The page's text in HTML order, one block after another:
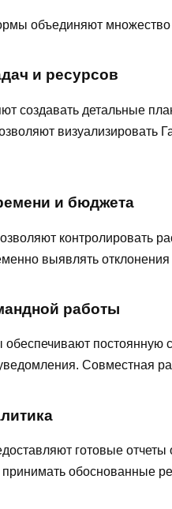
объединяют множество
и ресурсов
создавать детальные
визуализировать
и бюджета
контролировать
выявлять
работы
постоянную
Совместная
готовые
принимать обоснованные